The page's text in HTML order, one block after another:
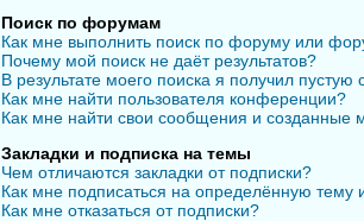
Поиск по форумам
Как мне выполнить поиск по форуму или
Почему мой поиск не даёт результатов?
В результате моего поиска я получил пустую
Как мне найти пользователя конференции?
Как мне найти свои сообщения и созданные
Закладки и подписка на темы
Чем отличаются закладки от подписки?
Как мне подписаться на определённую
Как мне отказаться от подписки?